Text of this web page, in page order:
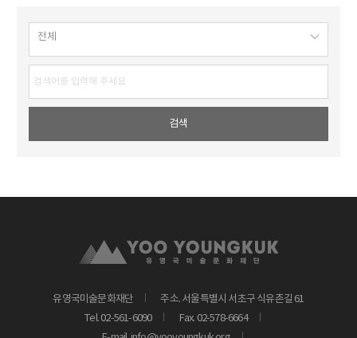
유영국미술문화재단
주소. 서울특별시 서초구 식유촌길 61
Tel. 02-561-6090
Fax. 02-578-6664